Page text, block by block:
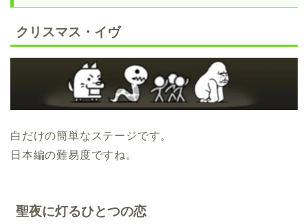
クリスマス・イヴ
白だけの簡単なステージです。
日本編の難易度ですね。
聖夜に灯るひとつの恋